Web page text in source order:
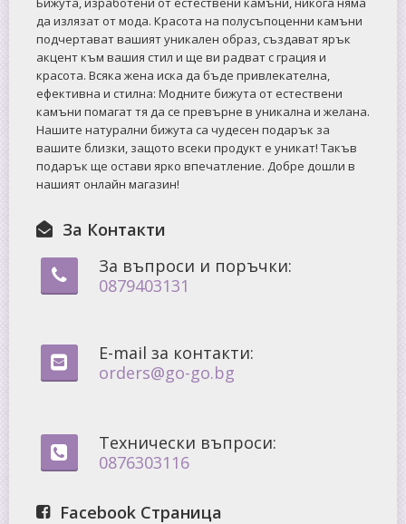
да излязат от мода. Красота на полусъпоценни камъни
подчертават вашият уникален образ, създават ярък
акцент към вашия стил и ще ви радват с грация и
красота. Всяка жена иска да бъде привлекателна,
ефективна и стилна: Mодните бижута от естествени
камъни помагат тя да се превърне в уникална и желана.
Нашите натурални бижута са чудесен подарък за
вашите близки, защото всеки продукт е уникат! Такъв
подарък ще остави ярко впечатление. Добре дошли в
нашият онлайн магазин!
За Контакти
За въпроси и поръчки:
0879403131
E-mail за контакти:
orders@go-go.bg
Технически въпроси:
0876303116
Facebook Страница